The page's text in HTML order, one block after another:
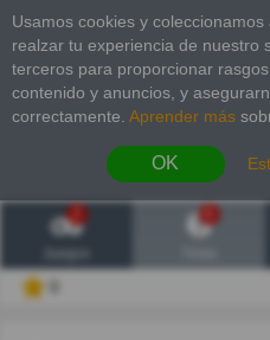
Usamos cookies y
realzar tu experiencia de nuestro
terceros para proporcionar
contenido y anuncios, y
correctamente. Aprender más
OK
2